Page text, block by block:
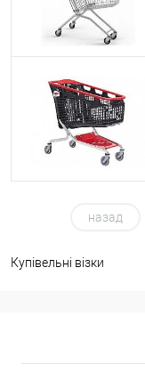
назад
Купівельні візки